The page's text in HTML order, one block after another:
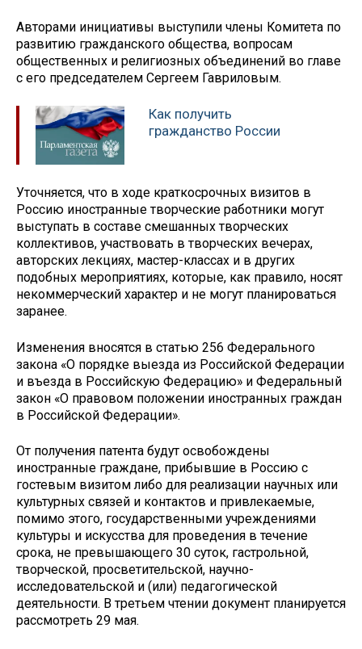
Авторами инициативы выступили члены Комитета по
развитию гражданского общества, вопросам
общественных и религиозных объединений во главе
с его председателем Сергеем Гавриловым.
Как получить
гражданство России
Уточняется, что в ходе краткосрочных визитов в
Россию иностранные творческие работники могут
выступать в составе смешанных творческих
коллективов, участвовать в творческих вечерах,
авторских лекциях, мастер-классах и в других
подобных мероприятиях, которые, как правило, носят
некоммерческий характер и не могут планироваться
заранее.
Изменения вносятся в статью 256 Федерального
закона «О порядке выезда из Российской Федерации
и въезда в Российскую Федерацию» и Федеральный
закон «О правовом положении иностранных граждан
в Российской Федерации».
От получения патента будут освобождены
иностранные граждане, прибывшие в Россию с
гостевым визитом либо для реализации научных или
культурных связей и контактов и привлекаемые,
помимо этого, государственными учреждениями
культуры и искусства для проведения в течение
срока, не превышающего 30 суток, гастрольной,
творческой, просветительской, научно-
исследовательской и (или) педагогической
деятельности. В третьем чтении документ планируется
рассмотреть 29 мая.